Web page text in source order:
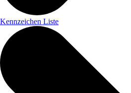
Kennzeichen Liste